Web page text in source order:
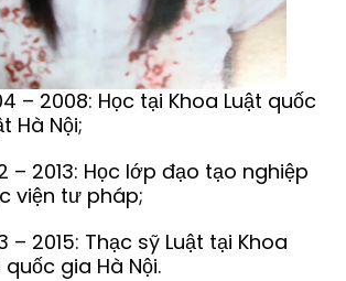
– 2008: Học tại Khoa Luật quốc
Hà Nội;
– 2013: Học lớp đạo tạo nghiệp
viện tư pháp;
– 2015: Thạc sỹ Luật tại Khoa
gia Hà Nội.